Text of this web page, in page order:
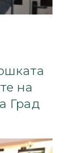
на
Град